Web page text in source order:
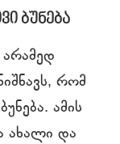
ბუნება
რომ
ამის
ახალი და